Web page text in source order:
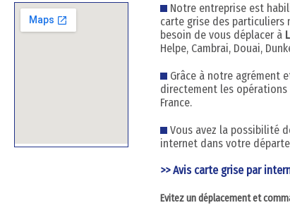
Notre entreprise est
carte grise des particuliers
besoin de vous déplacer à
Helpe, Cambrai, Douai,
Grâce à notre agrément
directement les
France.
Vous avez la possibilité
internet dans votre
>> Avis carte grise par
Evitez un déplacement et